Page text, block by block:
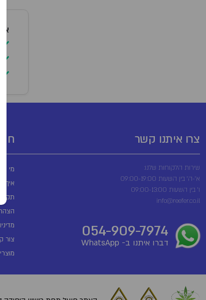
צרו איתנו קשר
שירות הלקוחות שלנו:
א'-ה' בין השעות 09:00-19:00
ו' בין השעות 09:00-13:00
info@reefer.co.il
054-909-7974
דברו איתנו ב- WhatsApp
מי
איך
צור